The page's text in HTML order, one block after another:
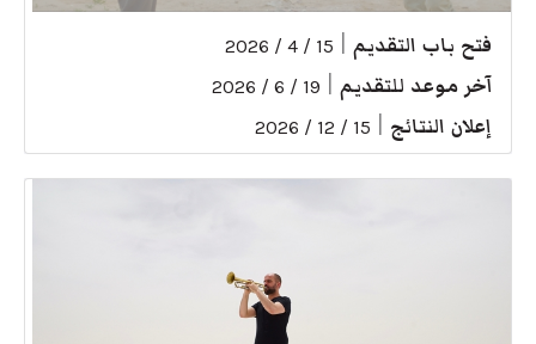
فتح باب التقديم 15 / 4 / 2026
آخر موعد للتقديم 19 / 6 / 2026
إعلان النتائج 15 / 12 / 2026